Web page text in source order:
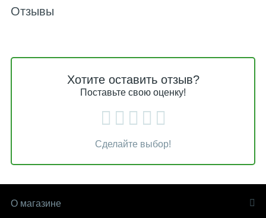
Отзывы
Хотите оставить отзыв?
Поставьте свою оценку!
Сделайте выбор!
О магазине